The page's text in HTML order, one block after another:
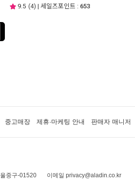
9.5 (4) | 세일즈포인트 : 653
중고매장 제휴·마케팅 안내 판매자 매니저
중구-01520
이메일 privacy@aladin.co.kr